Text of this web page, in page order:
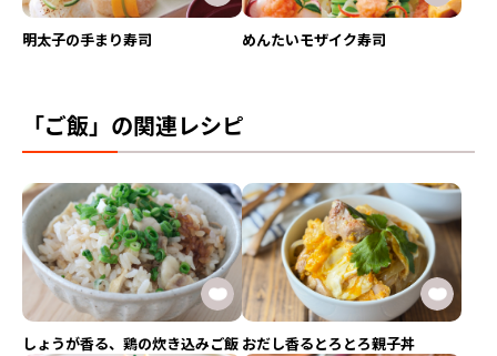
明太子の手まり寿司 めんたいモザイク寿司
「ご飯」の関連レシピ
しょうが香る、鶏の炊き込みご飯 おだし香るとろとろ親子丼